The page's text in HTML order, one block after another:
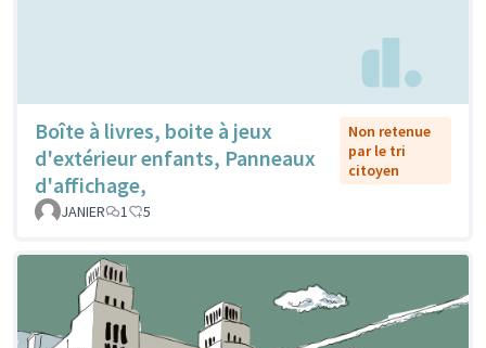
Boîte à livres, boite à jeux
d'extérieur enfants, Panneaux
d'affichage,
Non retenue
par le tri
citoyen
JANIER 1 5